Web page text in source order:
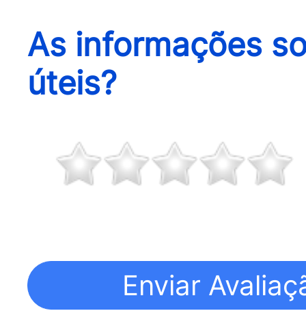
As informações
úteis?